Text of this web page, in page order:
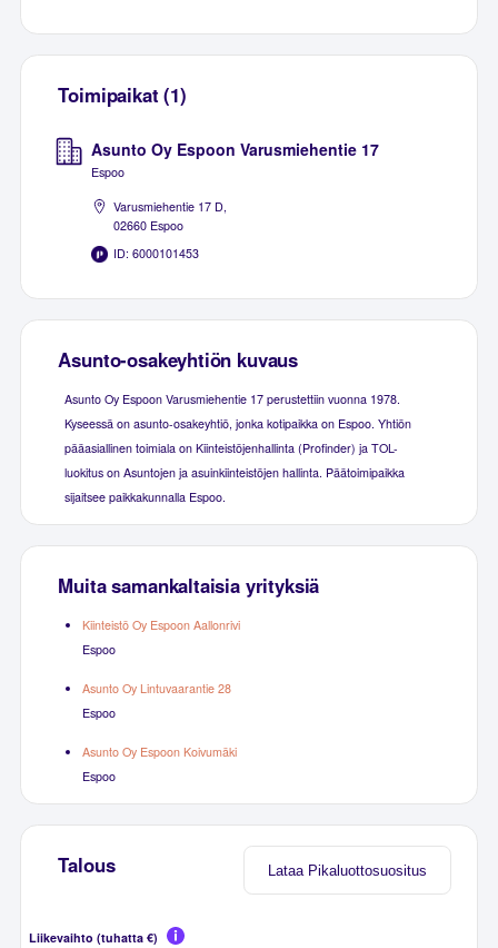
Toimipaikat (1)
Asunto Oy Espoon Varusmiehentie 17
Espoo
Varusmiehentie 17 D,
02660 Espoo
ID: 6000101453
Asunto-osakeyhtiön kuvaus
Asunto Oy Espoon Varusmiehentie 17 perustettiin vuonna 1978.
Kyseessä on asunto-osakeyhtiö, jonka kotipaikka on Espoo. Yhtiön
pääasiallinen toimiala on Kiinteistöjenhallinta (Profinder) ja TOL-
luokitus on Asuntojen ja asuinkiinteistöjen hallinta. Päätoimipaikka
sijaitsee paikkakunnalla Espoo.
Muita samankaltaisia yrityksiä
Kiinteistö Oy Espoon Aallonrivi
Espoo
Asunto Oy Lintuvaarantie 28
Espoo
Asunto Oy Espoon Koivumäki
Espoo
Lataa Pikaluottosuositus
Talous
Liikevaihto (tuhatta €)